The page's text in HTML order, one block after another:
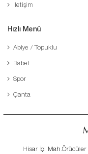
İletişim
Hızlı Menü
Abiye / Topuklu
Babet
Spor
Çanta
Hisar İçi Mah.Örücüler